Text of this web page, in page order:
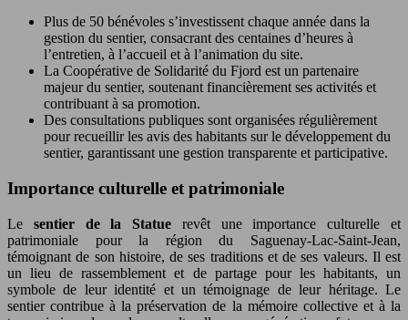
Plus de 50 bénévoles s’investissent chaque année dans la
gestion du sentier, consacrant des centaines d’heures à
l’entretien, à l’accueil et à l’animation du site.
La Coopérative de Solidarité du Fjord est un partenaire
majeur du sentier, soutenant financièrement ses activités et
contribuant à sa promotion.
Des consultations publiques sont organisées régulièrement
pour recueillir les avis des habitants sur le développement du
sentier, garantissant une gestion transparente et participative.
Importance culturelle et patrimoniale
Le sentier de la Statue revêt une importance culturelle et
patrimoniale pour la région du Saguenay-Lac-Saint-Jean,
témoignant de son histoire, de ses traditions et de ses valeurs. Il est
un lieu de rassemblement et de partage pour les habitants, un
symbole de leur identité et un témoignage de leur héritage. Le
sentier contribue à la préservation de la mémoire collective et à la